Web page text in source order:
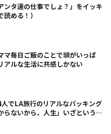
ンタ達の仕事でしょ？」をイッキ
める！）
マ毎日ご飯のことで頭がいっぱ
アルな生活に共感しかない
でLA旅行のリアルなパッキング
らないから、人生」いざというと